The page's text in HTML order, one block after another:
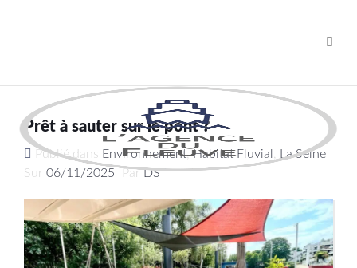
Prêt à sauter sur le pont ?
Publié dans Environnement,Habitat Fluvial
La Seine
Sur 06/11/2025 ParDS